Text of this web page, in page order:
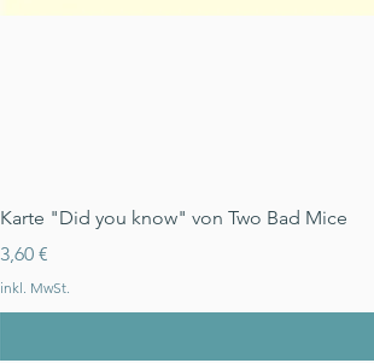
Karte "Did you know" von Two Bad Mice
Preis
3,60 €
inkl. MwSt.